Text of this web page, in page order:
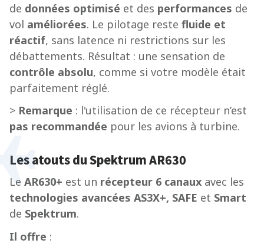
de données optimisé et des performances de
vol améliorées. Le pilotage reste fluide et
réactif, sans latence ni restrictions sur les
débattements. Résultat : une sensation de
contrôle absolu, comme si votre modèle était
parfaitement réglé.
> Remarque : l'utilisation de ce récepteur n’est
pas recommandée pour les avions à turbine.
Les atouts du Spektrum AR630
Le AR630+ est un récepteur 6 canaux avec les
technologies avancées AS3X+, SAFE et Smart
de Spektrum.
Il offre :